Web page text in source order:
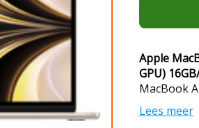
Apple
GPU)
MacBook
16GB/
Lees meer